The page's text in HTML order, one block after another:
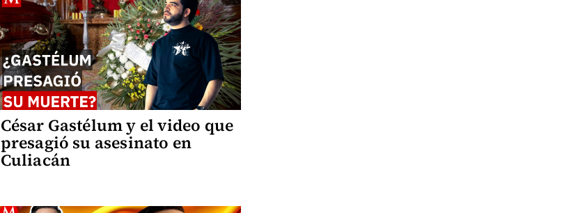
César Gastélum y el video que
presagió su asesinato en
Culiacán